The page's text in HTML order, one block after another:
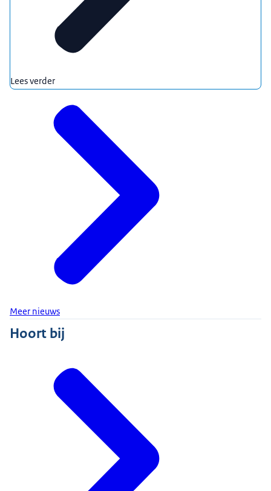
Lees verder
Meer nieuws
Hoort bij